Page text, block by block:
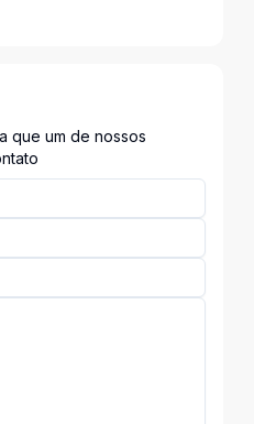
que um de nossos